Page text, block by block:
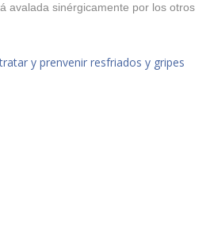
avalada sinérgicamente por los otros
y prenvenir resfriados y gripes